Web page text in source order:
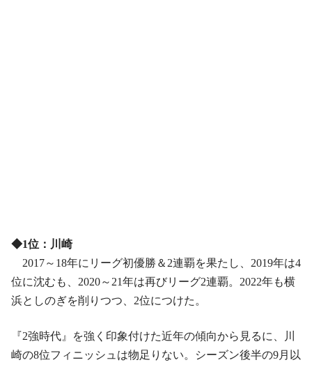
◆1位：川崎
2017～18年にリーグ初優勝＆2連覇を果たし、2019年は4
位に沈むも、2020～21年は再びリーグ2連覇。2022年も横
浜としのぎを削りつつ、2位につけた。
『2強時代』を強く印象付けた近年の傾向から見るに、川
崎の8位フィニッシュは物足りない。シーズン後半の9月以